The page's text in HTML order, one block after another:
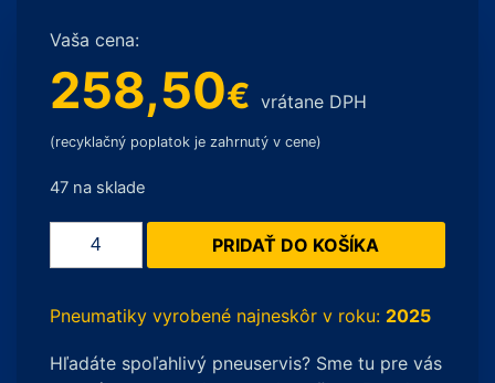
Vaša cena:
258,50€ vrátane DPH
(recyklačný poplatok je zahrnutý v cene)
47 na sklade
množstvo
Terrain
KO2
PRIDAŤ DO KOŠÍKA
Pneumatiky vyrobené najneskôr v roku: 2025
Hľadáte spoľahlivý pneuservis? Sme tu pre vás